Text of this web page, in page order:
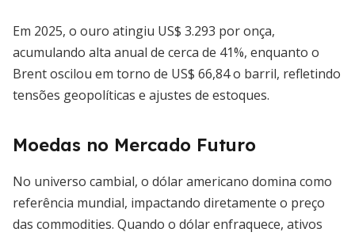
Em 2025, o ouro atingiu US$ 3.293 por onça,
acumulando alta anual de cerca de 41%, enquanto o
Brent oscilou em torno de US$ 66,84 o barril, refletindo
tensões geopolíticas e ajustes de estoques.
Moedas no Mercado Futuro
No universo cambial, o dólar americano domina como
referência mundial, impactando diretamente o preço
das commodities. Quando o dólar enfraquece, ativos